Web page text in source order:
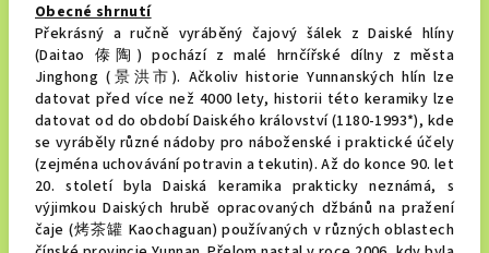
Obecné shrnutí
Překrásný a ručně vyráběný čajový šálek z Daiské hlíny
(Daitao 傣陶) pochází z malé hrnčířské dílny z města
Jinghong (景洪市). Ačkoliv historie Yunnanských hlín lze
datovat před více než 4000 lety, historii této keramiky lze
datovat od do období Daiského království (1180-1993*), kde
se vyráběly různé nádoby pro náboženské i praktické účely
(zejména uchovávání potravin a tekutin). Až do konce 90. let
20. století byla Daiská keramika prakticky neznámá, s
výjimkou Daiských hrubě opracovaných džbánů na pražení
čaje (烤茶罐 Kaochaguan) používaných v různých oblastech